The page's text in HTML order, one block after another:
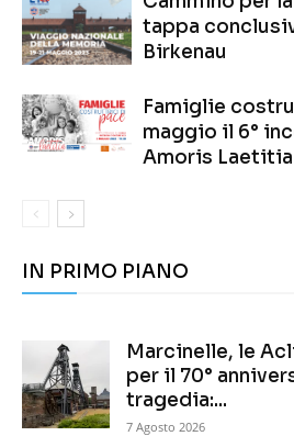
tappa
Birkenau
Famiglie
maggio il 6°
Amoris Laetitia
IN PRIMO PIANO
Marcinelle, le
per il 70°
tragedia:...
7 Agosto 2026